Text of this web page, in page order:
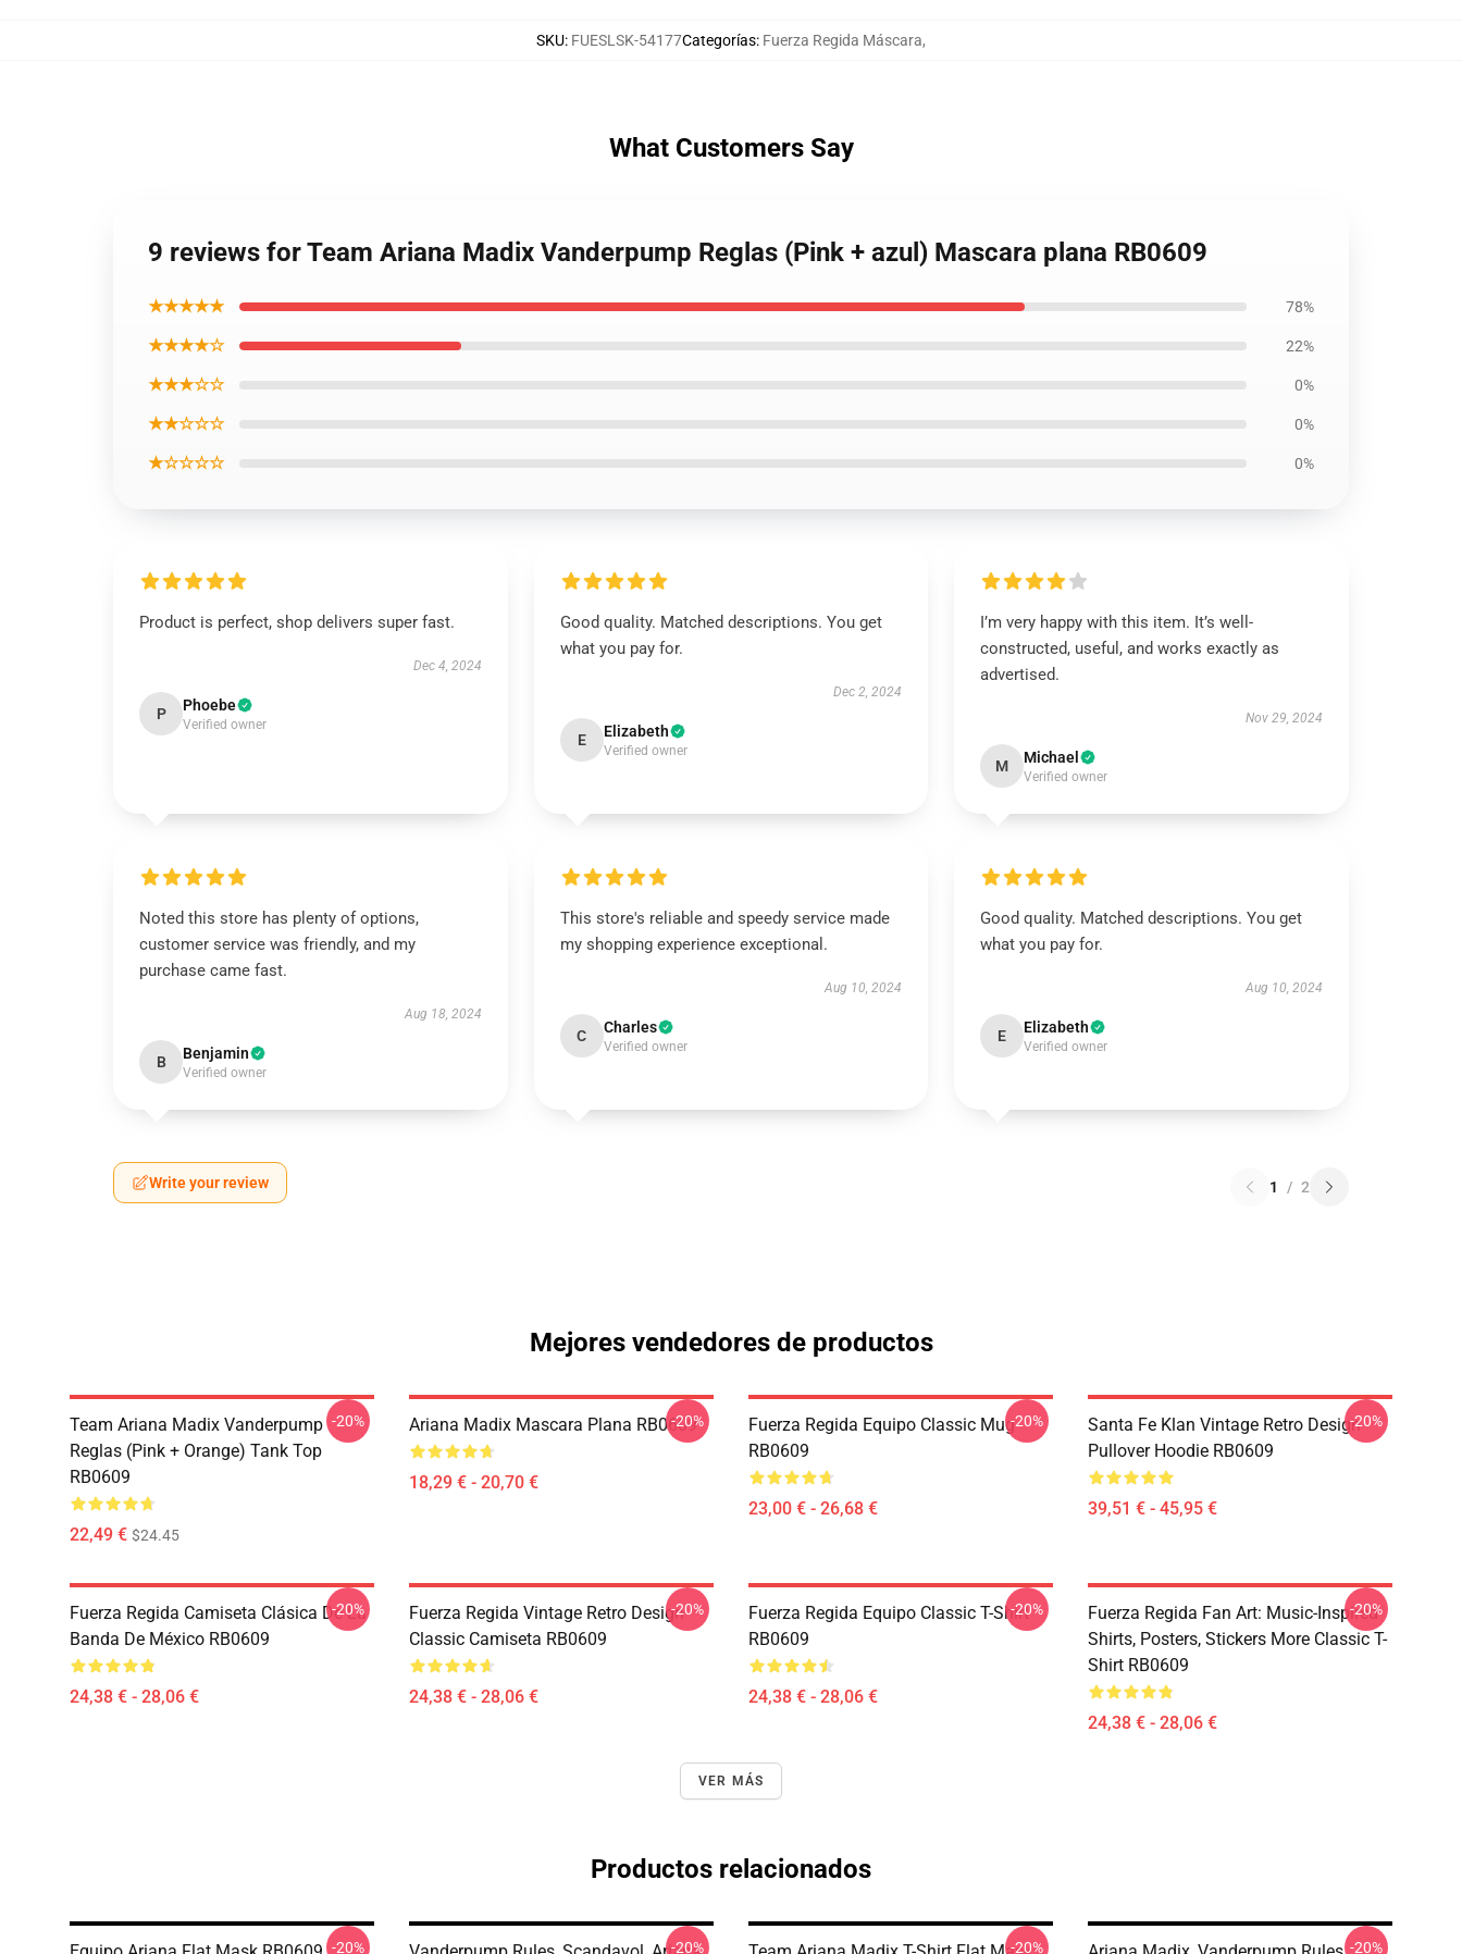
SKU: FUESLSK-54177Categorías: Fuerza Regida Máscara,
What Customers Say
9 reviews for Team Ariana Madix Vanderpump Reglas (Pink + azul) Mascara plana RB0609
★★★★★ 78%
★★★★☆ 22%
★★★☆☆ 0%
★★☆☆☆ 0%
★☆☆☆☆ 0%
Product is perfect, shop delivers super fast.
Dec 4, 2024
P Phoebe
Verified owner
Good quality. Matched descriptions. You get
what you pay for.
Dec 2, 2024
E Elizabeth
Verified owner
I’m very happy with this item. It’s well-
constructed, useful, and works exactly as
advertised.
Nov 29, 2024
M Michael
Verified owner
Noted this store has plenty of options,
customer service was friendly, and my
purchase came fast.
Aug 18, 2024
B Benjamin
Verified owner
This store's reliable and speedy service made
my shopping experience exceptional.
Aug 10, 2024
C Charles
Verified owner
Good quality. Matched descriptions. You get
what you pay for.
Aug 10, 2024
E Elizabeth
Verified owner
Write your review 1 / 2
Mejores vendedores de productos
Team Ariana Madix Vanderpump
Reglas (Pink + Orange) Tank Top
RB0609
22,49 € $24.45
-20% Ariana Madix Mascara Plana RB0609
18,29 € - 20,70 €
-20%
Fuerza Regida Equipo Classic Mug
RB0609
23,00 € - 26,68 €
-20%
Santa Fe Klan Vintage Retro Design
Pullover Hoodie RB0609
39,51 € - 45,95 €
-20%
Fuerza Regida Camiseta Clásica De La
Banda De México RB0609
24,38 € - 28,06 €
-20%
Fuerza Regida Vintage Retro Design
Classic Camiseta RB0609
24,38 € - 28,06 €
-20%
Fuerza Regida Equipo Classic T-Shirt
RB0609
24,38 € - 28,06 €
-20%
Fuerza Regida Fan Art: Music-Inspired
Shirts, Posters, Stickers More Classic T-
Shirt RB0609
24,38 € - 28,06 €
-20%
VER MÁS
Productos relacionados
-20% -20% -20% -20%